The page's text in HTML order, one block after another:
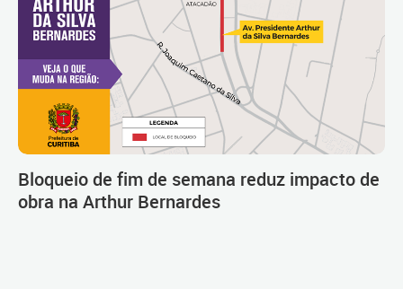
Bloqueio de fim de semana reduz impacto de
obra na Arthur Bernardes